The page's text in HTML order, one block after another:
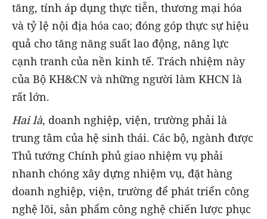
tăng, tính áp dụng thực tiễn, thương mại hóa
và tỷ lệ nội địa hóa cao; đóng góp thực sự hiệu
quả cho tăng năng suất lao động, năng lực
cạnh tranh của nền kinh tế. Trách nhiệm này
của Bộ KH&CN và những người làm KHCN là
rất lớn.
Hai là, doanh nghiệp, viện, trường phải là
trung tâm của hệ sinh thái. Các bộ, ngành được
Thủ tướng Chính phủ giao nhiệm vụ phải
nhanh chóng xây dựng nhiệm vụ, đặt hàng
doanh nghiệp, viện, trường để phát triển công
nghệ lõi, sản phẩm công nghệ chiến lược phục